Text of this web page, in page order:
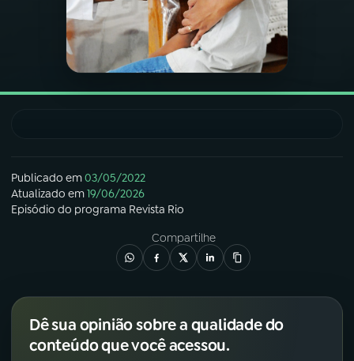
PROGRAMAS
PODCASTS
08FESTIVAL DE MÚSICA
ACOMPANHE A RÁDIO NACIONAL
Instagram X
Publicado em03/05/2022
Atualizado em19/06/2026
Episódio do programa Revista Rio
Compartilhe
Dê sua opinião sobre a qualidade do
conteúdo que você acessou.